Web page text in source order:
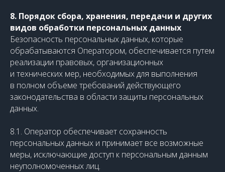
8. Порядок сбора, хранения, передачи и других
видов обработки персональных данных
Безопасность персональных данных, которые
обрабатываются Оператором, обеспечивается путем
реализации правовых, организационных
и технических мер, необходимых для выполнения
в полном объеме требований действующего
законодательства в области защиты персональных
данных.
8.1. Оператор обеспечивает сохранность
персональных данных и принимает все возможные
меры, исключающие доступ к персональным данным
неуполномоченных лиц.